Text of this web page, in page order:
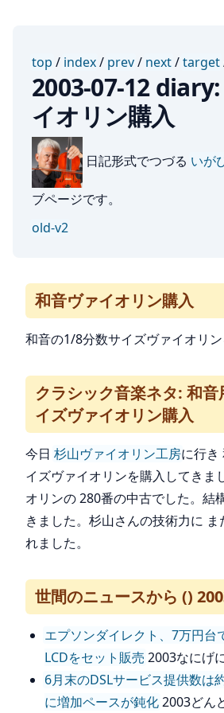
top / index/ prev/ next/target
2003-07-12
イオリン購入
日記形式でつづる いが
ブページです。
old-v2
和音ヴァイオリン購入
和音の1/8分数サイズヴァイオリン
クラシック音楽ネタ: 和
イズヴァイオリン購入
今日 杉山ヴァイオリン工房に行き
イズヴァイオリンを購入してきま
オリンの 280番の中古でした。結
きました。杉山さんの技術力に
れました。
世間のニュースから ()
エプソンダイレクト、7万円台
LCDをセット販売 2003なにげ
6月末のDSLサービス提供数は
に増加ペースが鈍化2003どん